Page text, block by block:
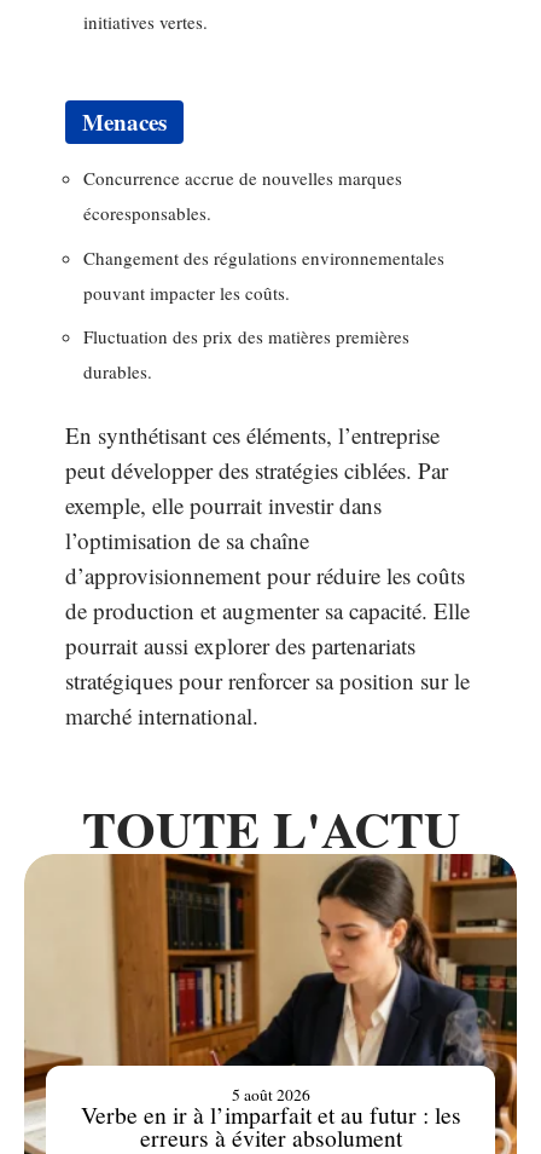
initiatives vertes.
Menaces
Concurrence accrue de nouvelles marques
écoresponsables.
Changement des régulations environnementales
pouvant impacter les coûts.
Fluctuation des prix des matières premières
durables.
En synthétisant ces éléments, l’entreprise
peut développer des stratégies ciblées. Par
exemple, elle pourrait investir dans
l’optimisation de sa chaîne
d’approvisionnement pour réduire les coûts
de production et augmenter sa capacité. Elle
pourrait aussi explorer des partenariats
stratégiques pour renforcer sa position sur le
marché international.
TOUTE L'ACTU
Verbe en ir à l’imparfait et au futur : les
erreurs à éviter absolument
5 août 2026